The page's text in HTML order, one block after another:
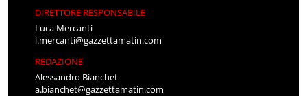
DIRETTORE RESPONSABILE
Luca Mercanti
l.mercanti@gazzettamatin.com
REDAZIONE
Alessandro Bianchet
a.bianchet@gazzettamatin.com